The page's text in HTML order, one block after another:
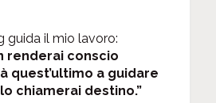
guida il mio lavoro:
renderai conscio
quest’ultimo a guidare
chiamerai destino.”